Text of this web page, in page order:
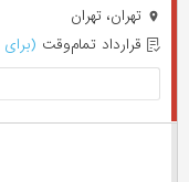
تهران، تهران
قرارداد تمام‌وقت